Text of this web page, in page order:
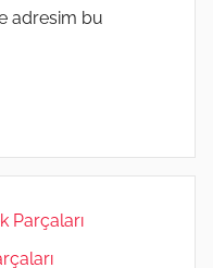
adresim bu
Parçaları